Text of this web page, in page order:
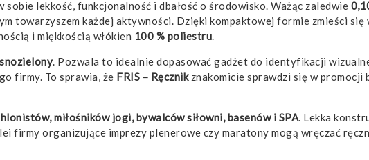
sobie lekkość, funkcjonalność i dbałość o środowisko. Ważąc zaledwie
towarzyszem każdej aktywności. Dzięki kompaktowej formie zmieści się
i miękkością włókien 100 % poliestru
. Pozwala to idealnie dopasować gadżet do identyfikacji
firmy. To sprawia, że FRIS – Ręcznikznakomicie sprawdzi się w promocji
miłośników jogi, bywalców siłowni, basenów i SPA . Lekka
firmy organizujące imprezy plenerowe czy maratony mogą wręczać